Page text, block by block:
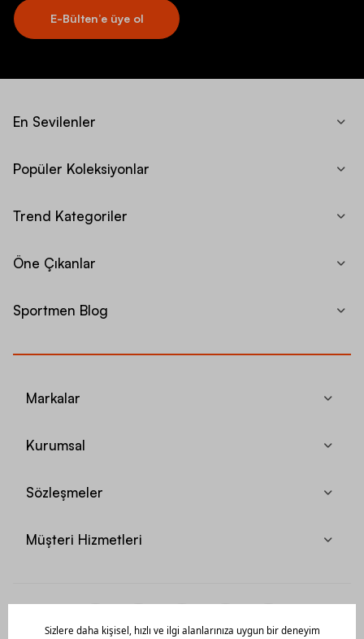
E-Bülten’e üye ol
En Sevilenler
Popüler Koleksiyonlar
Trend Kategoriler
Öne Çıkanlar
Sportmen Blog
Markalar
Kurumsal
Sözleşmeler
Müşteri Hizmetleri